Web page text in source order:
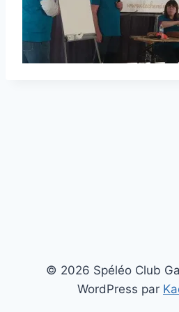
© 2026 Spéléo Club
WordPress par